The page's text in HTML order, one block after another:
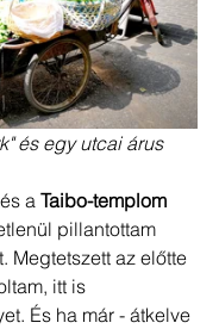
és egy utcai árus
a Taibo-templom
pillantottam
Megtetszett az előtte
itt is
És ha már - átkelve